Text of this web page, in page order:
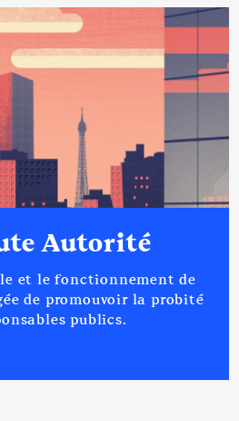
Autorité
et le fonctionnement de
de promouvoir la probité
publics.